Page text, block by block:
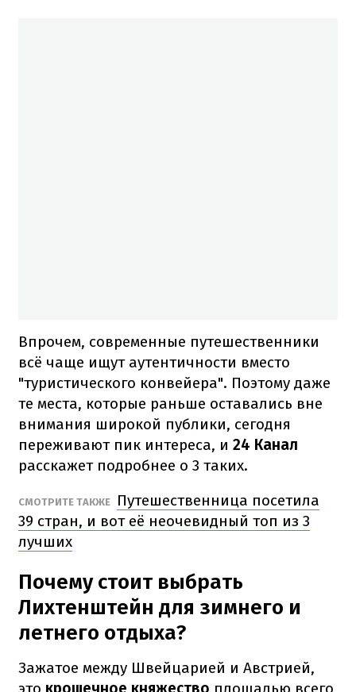
Впрочем, современные путешественники
всё чаще ищут аутентичности вместо
"туристического конвейера". Поэтому даже
те места, которые раньше оставались вне
внимания широкой публики, сегодня
переживают пик интереса, и 24 Канал
расскажет подробнее о 3 таких.
СМОТРИТЕ ТАКЖЕ
Путешественница посетила
39 стран, и вот её неочевидный топ из 3
лучших
Почему стоит выбрать
Лихтенштейн для зимнего и
летнего отдыха?
Зажатое между Швейцарией и Австрией,
это крошечное княжество площадью всего